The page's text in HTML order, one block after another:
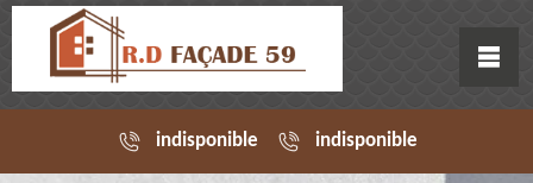
indisponible indisponible